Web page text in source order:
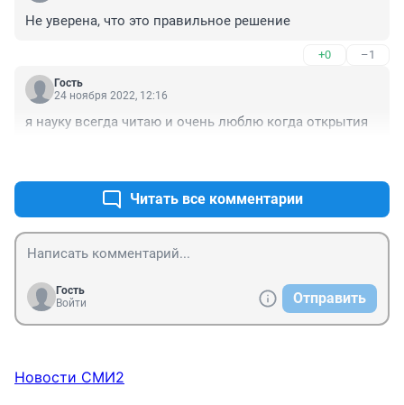
Не уверена, что это правильное решение
+0 –1
Гость
24 ноября 2022, 12:16
я науку всегда читаю и очень люблю когда открытия
Читать все комментарии
Гость
Войти
Отправить
Новости СМИ2